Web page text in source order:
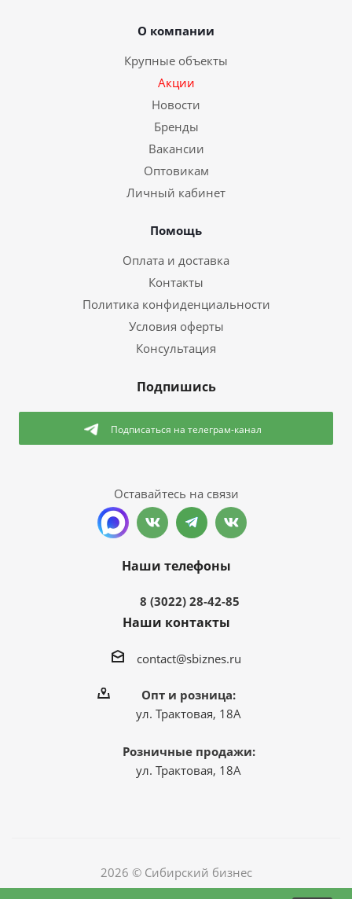
О компании
Крупные объекты
Акции
Новости
Бренды
Вакансии
Оптовикам
Личный кабинет
Помощь
Оплата и доставка
Контакты
Политика конфиденциальности
Условия оферты
Консультация
Подпишись
Подписаться на телеграм-канал
Оставайтесь на связи
Наши телефоны
8 (3022) 28-42-85
Наши контакты
contact@sbiznes.ru
Опт и розница:
ул. Трактовая, 18А
Розничные продажи:
ул. Трактовая, 18А
2026 © Сибирский бизнес